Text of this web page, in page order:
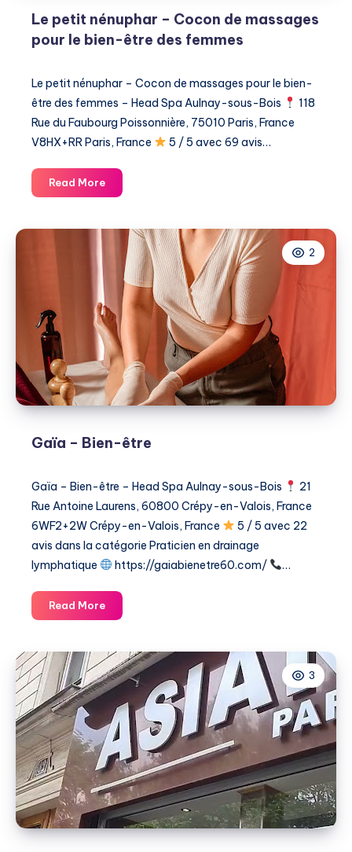
Le petit nénuphar – Cocon de massages
pour le bien-être des femmes
Le petit nénuphar – Cocon de massages pour le bien-
être des femmes – Head Spa Aulnay-sous-Bois
118
Rue du Faubourg Poissonnière, 75010 Paris, France
V8HX+RR Paris, France
5 / 5 avec 69 avis…
Read MoreLe
petit
Cocon
massages
pour
le
bien-
être
des
femmes
2
Gaïa – Bien-être
Gaïa – Bien-être – Head Spa Aulnay-sous-Bois
21
Rue Antoine Laurens, 60800 Crépy-en-Valois, France
6WF2+2W Crépy-en-Valois, France
5 / 5 avec 22
avis dans la catégorie ​Praticien en drainage
lymphatique
https://gaiabienetre60.com/ …
Read MoreGaïa
–
être
3